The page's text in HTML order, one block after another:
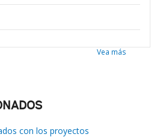
Vea más
con los proyectos